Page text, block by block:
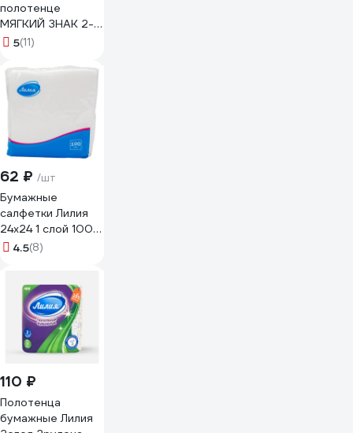
полотенце
МЯГКИЙ ЗНАК 2-
сл 1 рул/уп mr.big
тиснением и
перфорацией
белое Г-С290
5(11)
62 ₽ /шт
Бумажные
салфетки Лилия
24x24 1 слой 100
листов Белый 702
4.5(8)
110 ₽
Полотенца
бумажные Лилия